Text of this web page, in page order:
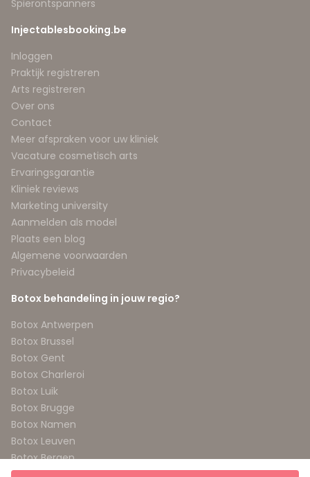
Spierontspanners
Injectablesbooking.be
Inloggen
Praktijk registreren
Arts registreren
Over ons
Contact
Meer afspraken voor uw kliniek
Vacature cosmetisch arts
Ervaringsgarantie
Kliniek reviews
Marketing university
Aanmelden als model
Plaats een blog
Algemene voorwaarden
Privacybeleid
Botox behandeling in jouw regio?
Botox Antwerpen
Botox Brussel
Botox Gent
Botox Charleroi
Botox Luik
Botox Brugge
Botox Namen
Botox Leuven
Botox Bergen
Botox Aalst